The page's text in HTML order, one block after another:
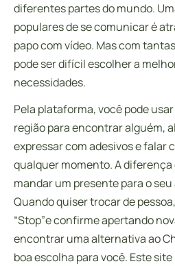
diferentes partes do mundo.
populares de se comunicar é
papo com vídeo. Mas com
pode ser difícil escolher a
necessidades.
Pela plataforma, você pode
região para encontrar alguém,
expressar com adesivos e falar
qualquer momento. A
mandar um presente para o
Quando quiser trocar de
“Stop”e confirme apertando
encontrar uma alternativa ao
boa escolha para você. Este